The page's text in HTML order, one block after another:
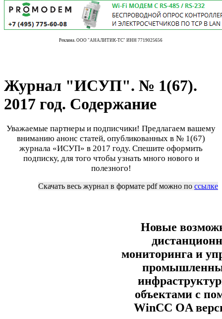
Реклама. ООО "АНАЛИТИК-ТС" ИНН 7719025656
Журнал "ИСУП". № 1(67).
2017 год. Содержание
Уважаемые партнеры и подписчики! Предлагаем вашему
вниманию анонс статей, опубликованных в № 1(67)
журнала «ИСУП» в 2017 году. Спешите оформить
подписку, для того чтобы узнать много нового и
полезного!
Скачать весь журнал в формате pdf можно по ссылке
Новые
мониторинга и
объектами с
WinCC OA